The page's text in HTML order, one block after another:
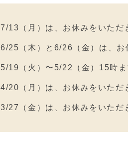
7/13（月）は、お休みをいただ
6/25（木）と6/26（金）は、お
5/19（火）〜5/22（金）15時ま
4/20（月）は、お休みをいただ
3/27（金）は、お休みをいただ